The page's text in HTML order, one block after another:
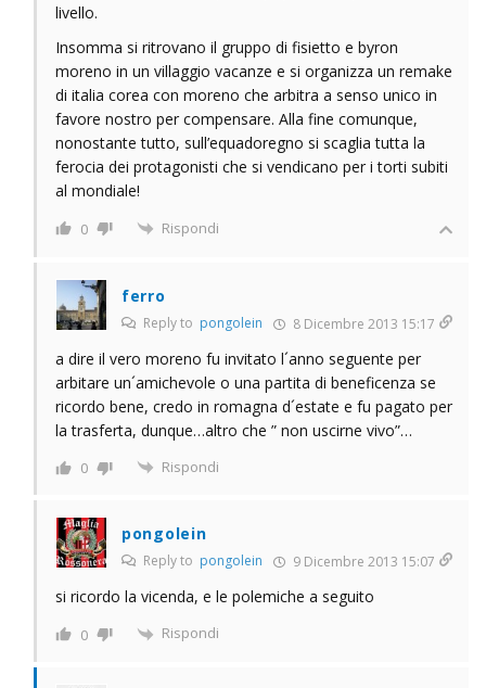
livello.
Insomma si ritrovano il gruppo di fisietto e byron
moreno in un villaggio vacanze e si organizza un remake
di italia corea con moreno che arbitra a senso unico in
favore nostro per compensare. Alla fine comunque,
nonostante tutto, sull’equadoregno si scaglia tutta la
ferocia dei protagonisti che si vendicano per i torti subiti
al mondiale!
0 Rispondi
ferro
Reply to pongolein 8 Dicembre 2013 15:17
a dire il vero moreno fu invitato l´anno seguente per
arbitare un´amichevole o una partita di beneficenza se
ricordo bene, credo in romagna d´estate e fu pagato per
la trasferta, dunque…altro che ” non uscirne vivo”…
0 Rispondi
pongolein
Reply to pongolein 9 Dicembre 2013 15:07
si ricordo la vicenda, e le polemiche a seguito
0 Rispondi